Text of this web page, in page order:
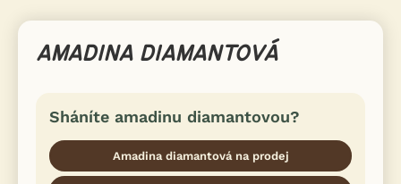
AMADINA DIAMANTOVÁ
Sháníte amadinu diamantovou?
Amadina diamantová na prodej